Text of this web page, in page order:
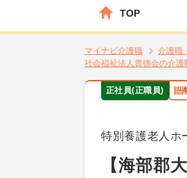
TOP
マイナビ介護職 介護職
社会福祉法人貴徳会の介
正社員(正職員)
特別養護老人ホ
【海部郡